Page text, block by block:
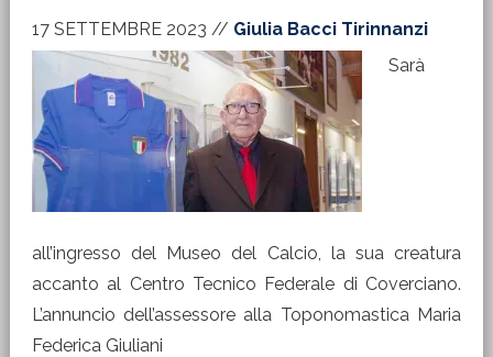
17 SETTEMBRE 2023 // Giulia Bacci Tirinnanzi
Sarà
all’ingresso del Museo del Calcio, la sua creatura
accanto al Centro Tecnico Federale di Coverciano.
L’annuncio dell’assessore alla Toponomastica Maria
Federica Giuliani